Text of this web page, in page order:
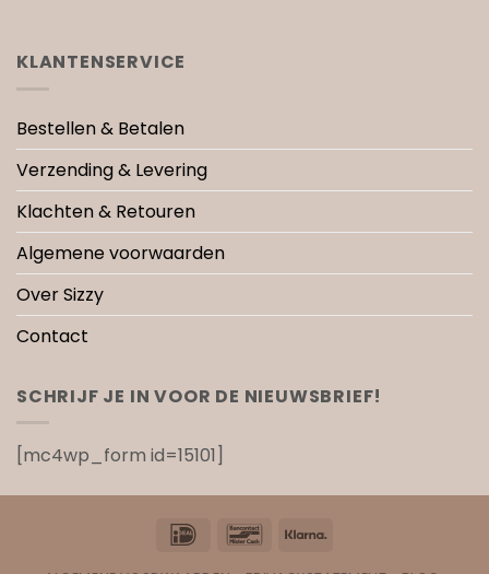
KLANTENSERVICE
Bestellen & Betalen
Verzending & Levering
Klachten & Retouren
Algemene voorwaarden
Over Sizzy
Contact
SCHRIJF JE IN VOOR DE NIEUWSBRIEF!
[mc4wp_form id=15101]
IDeal Bancontact